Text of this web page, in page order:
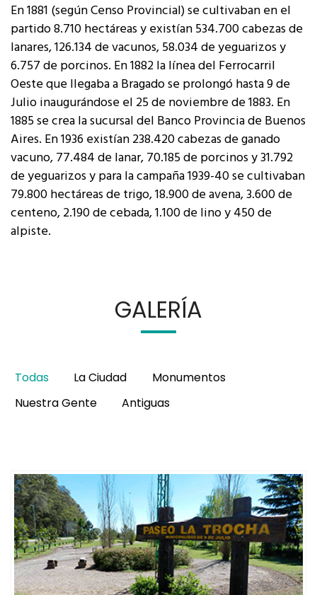
En 1881 (según Censo Provincial) se cultivaban en el
partido 8.710 hectáreas y existían 534.700 cabezas de
lanares, 126.134 de vacunos, 58.034 de yeguarizos y
6.757 de porcinos. En 1882 la línea del Ferrocarril
Oeste que llegaba a Bragado se prolongó hasta 9 de
Julio inaugurándose el 25 de noviembre de 1883. En
1885 se crea la sucursal del Banco Provincia de Buenos
Aires. En 1936 existían 238.420 cabezas de ganado
vacuno, 77.484 de lanar, 70.185 de porcinos y 31.792
de yeguarizos y para la campaña 1939-40 se cultivaban
79.800 hectáreas de trigo, 18.900 de avena, 3.600 de
centeno, 2.190 de cebada, 1.100 de lino y 450 de
alpiste.
GALERÍA
Todas La Ciudad
Monumentos
Nuestra Gente
Antiguas